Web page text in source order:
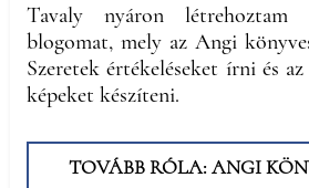
Tavaly nyáron
blogomat, mely az Angi
Szeretek értékeléseket írni és
képeket készíteni.
TOVÁBB RÓLA: ANGI